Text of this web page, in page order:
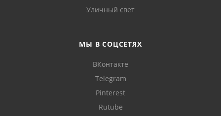
Уличный свет
МЫ В СОЦСЕТЯХ
ВКонтакте
Telegram
Pinterest
Rutube